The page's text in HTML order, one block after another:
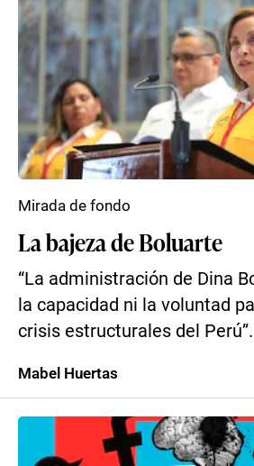
La bajeza de Boluarte
“La administración de Dina
la capacidad ni la voluntad
crisis estructurales del Perú”.
Mirada de fondo
Mabel Huertas